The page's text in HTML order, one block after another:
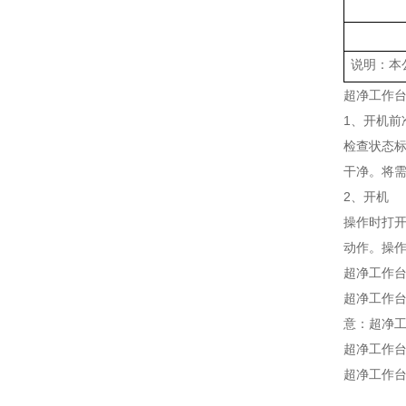
说明：本
超净工作
1、开机前
检查状态
干净。将
2、开机
操作时打
动作。操
超净工作台
超净工作
意：超净
超净工作
超净工作